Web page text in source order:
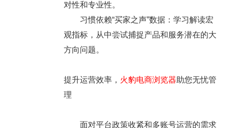
对性和专业性。
习惯依赖“买家之声”数据：学习解读宏
观指标，从中尝试捕捉产品和服务潜在的大
方向问题。
提升运营效率， 火豹电商浏览器助您无忧管
理
面对平台政策收紧和多账号运营的需求